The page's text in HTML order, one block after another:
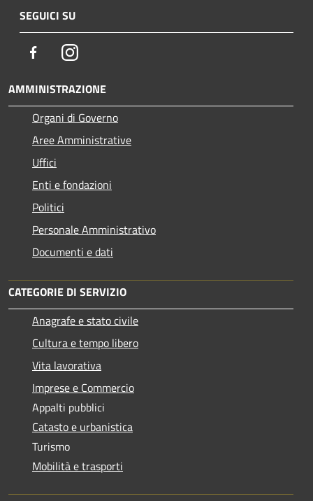
SEGUICI SU
FacebookInstagram
AMMINISTRAZIONE
Organi di Governo
Aree Amministrative
Uffici
Enti e fondazioni
Politici
Personale Amministrativo
Documenti e dati
CATEGORIE DI SERVIZIO
Anagrafe e stato civile
Cultura e tempo libero
Vita lavorativa
Imprese e Commercio
Appalti pubblici
Catasto e urbanistica
Turismo
Mobilità e trasporti